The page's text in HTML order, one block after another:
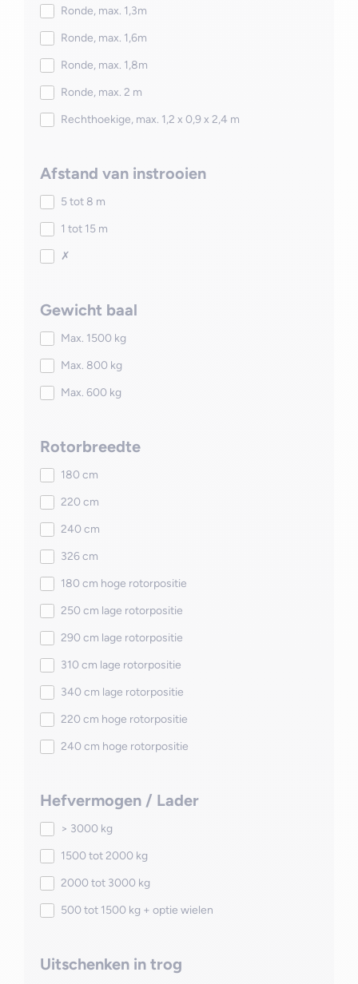
Ronde, max. 1,3m
Ronde, max. 1,6m
Ronde, max. 1,8m
Ronde, max. 2 m
Rechthoekige, max. 1,2 x 0,9 x 2,4 m
Afstand van instrooien
5 tot 8 m
1 tot 15 m
✗
Gewicht baal
Max. 1500 kg
Max. 800 kg
Max. 600 kg
Rotorbreedte
180 cm
220 cm
240 cm
326 cm
180 cm hoge rotorpositie
250 cm lage rotorpositie
290 cm lage rotorpositie
310 cm lage rotorpositie
340 cm lage rotorpositie
220 cm hoge rotorpositie
240 cm hoge rotorpositie
Hefvermogen / Lader
> 3000 kg
1500 tot 2000 kg
2000 tot 3000 kg
500 tot 1500 kg + optie wielen
Uitschenken in trog